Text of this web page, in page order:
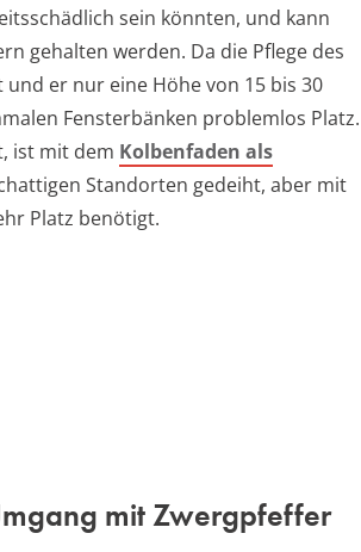
sein könnten, und kann
gehalten werden. Da die Pflege des
er nur eine Höhe von 15 bis 30
Fensterbänken problemlos Platz.
ist mit dem Kolbenfaden als
Standorten gedeiht, aber mit
Platz benötigt.
mit Zwergpfeffer